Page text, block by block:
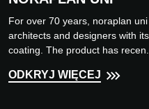
For over 70 years, noraplan
architects and designers with
coating. The product has recen...
ODKRYJ WIĘCEJ